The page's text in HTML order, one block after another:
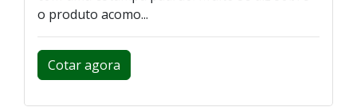
o produto acomo...
Cotar agora